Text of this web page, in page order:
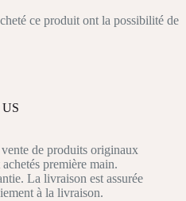
ce produit ont la possibilité de
de produits originaux
première main.
La livraison est assurée
à la livraison.